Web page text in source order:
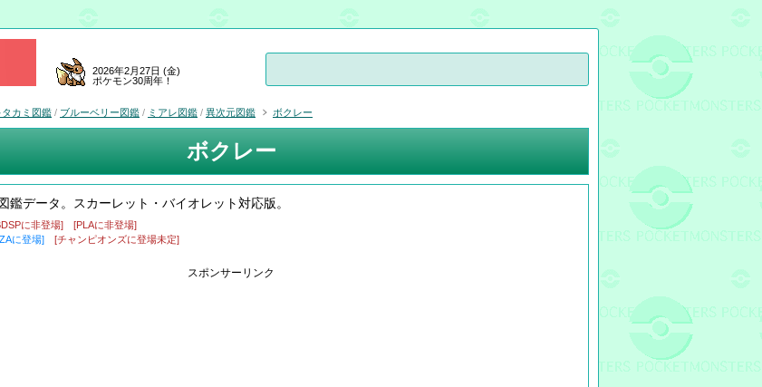
ボクレー
鑑データ。スカーレット・バイオレット対応版。
に非登場]
[PLAに非登場]
に登場] [チャンピオンズに登場未定]
スポンサーリンク
2026年2月27日 (金)
ポケモン30周年！
タカミ図鑑 / ブルーベリー図鑑 / ミアレ図鑑 / 異次元図鑑 ボクレー